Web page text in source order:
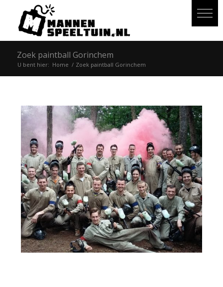
Zoek paintball Gorinchem
U bent hier: Home / Zoek paintball Gorinchem